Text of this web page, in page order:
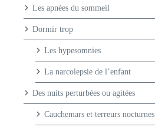
Les apnées du sommeil
Dormir trop
Les hypesomnies
La narcolepsie de l’enfant
Des nuits perturbées ou agitées
Cauchemars et terreurs nocturnes